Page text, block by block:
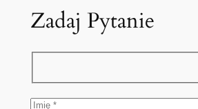
Zadaj Pytanie